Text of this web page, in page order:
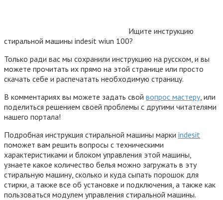
Ищите инструкцию
стиральной машины indesit wiun 100?
Только ради вас мы сохранили инструкцию на русском, и вы
можете прочитать их прямо на этой странице или просто
скачать себе и распечатать необходимую страницу.
В комментариях вы можете задать свой вопрос мастеру, или
поделиться решением своей проблемы с другими читателями
нашего портала!
Подробная инструкция стиральной машины марки indesit
поможет вам решить вопросы с техническими
характеристиками и блоком управления этой машины,
узнаете какое количество белья можно загружать в эту
стиральную машину, сколько и куда сыпать порошок для
стирки, а также все об установке и подключения, а также как
пользоваться модулем управления стиральной машины.